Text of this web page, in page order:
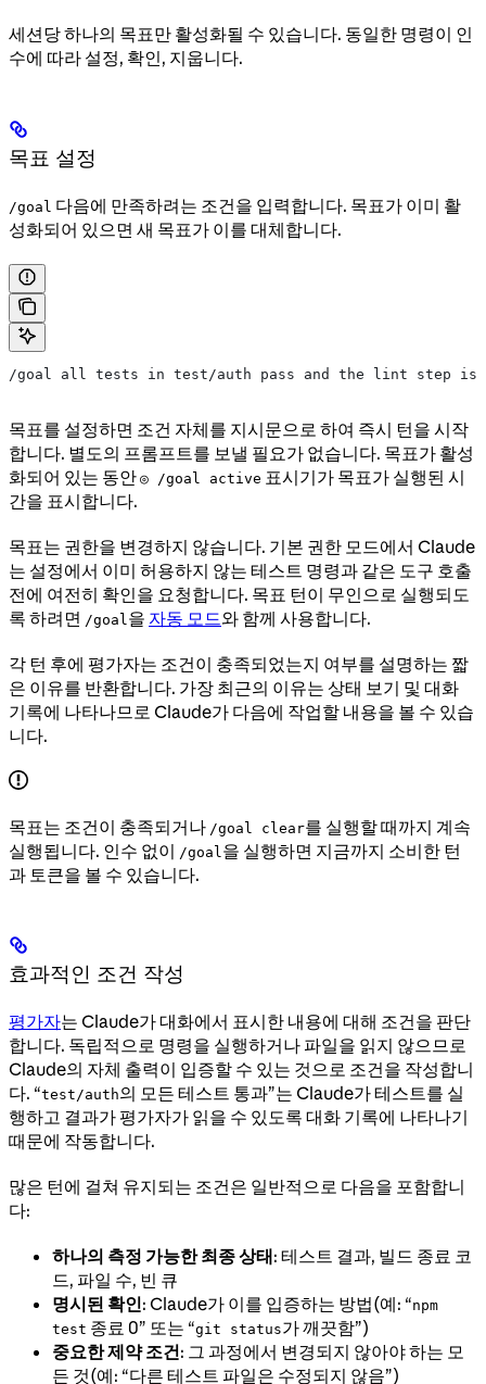
세션당 하나의 목표만 활성화될 수 있습니다. 동일한 명령이 인
수에 따라 설정, 확인, 지웁니다.
목표 설정
/goal 다음에 만족하려는 조건을 입력합니다. 목표가 이미 활
성화되어 있으면 새 목표가 이를 대체합니다.
/goal all tests in test/auth pass and the lint step is
목표를 설정하면 조건 자체를 지시문으로 하여 즉시 턴을 시작
합니다. 별도의 프롬프트를 보낼 필요가 없습니다. 목표가 활성
화되어 있는 동안 ◎ /goal active 표시기가 목표가 실행된 시
간을 표시합니다.
목표는 권한을 변경하지 않습니다. 기본 권한 모드에서 Claude
는 설정에서 이미 허용하지 않는 테스트 명령과 같은 도구 호출
전에 여전히 확인을 요청합니다. 목표 턴이 무인으로 실행되도
록 하려면 /goal 을 자동 모드와 함께 사용합니다.
각 턴 후에 평가자는 조건이 충족되었는지 여부를 설명하는 짧
은 이유를 반환합니다. 가장 최근의 이유는 상태 보기 및 대화
기록에 나타나므로 Claude가 다음에 작업할 내용을 볼 수 있습
니다.
목표는 조건이 충족되거나 /goal clear를 실행할 때까지 계속
실행됩니다. 인수 없이 /goal 을 실행하면 지금까지 소비한 턴
과 토큰을 볼 수 있습니다.
효과적인 조건 작성
평가자는 Claude가 대화에서 표시한 내용에 대해 조건을 판단
합니다. 독립적으로 명령을 실행하거나 파일을 읽지 않으므로
Claude의 자체 출력이 입증할 수 있는 것으로 조건을 작성합니
다. “test/auth의 모든 테스트 통과”는 Claude가 테스트를 실
행하고 결과가 평가자가 읽을 수 있도록 대화 기록에 나타나기
때문에 작동합니다.
많은 턴에 걸쳐 유지되는 조건은 일반적으로 다음을 포함합니
다:
하나의 측정 가능한 최종 상태: 테스트 결과, 빌드 종료 코
드, 파일 수, 빈 큐
명시된 확인: Claude가 이를 입증하는 방법(예: “npm
test 종료 0” 또는 “git status가 깨끗함”)
중요한 제약 조건: 그 과정에서 변경되지 않아야 하는 모
든 것(예: “다른 테스트 파일은 수정되지 않음”)